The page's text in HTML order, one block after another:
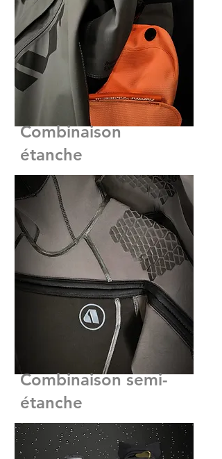
Combinaison
étanche
Combinaison semi-
étanche